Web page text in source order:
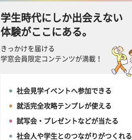
学生時代にしか出会えない
体験がここにある。
きっかけを届ける
学窓会員限定コンテンツが満載！
社会見学イベントへ参加できる
就活完全攻略テンプレが使える
試写会・プレゼントなどが当たる
社会人や学生とのつながりがつくれる